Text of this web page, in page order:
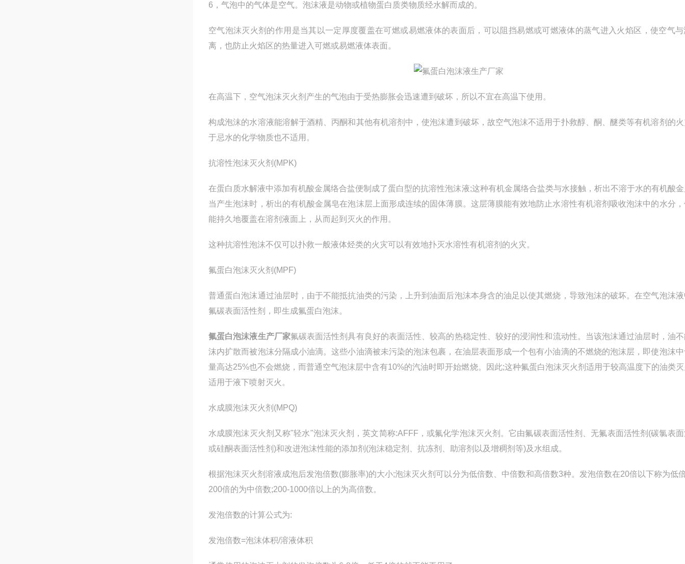
6，气泡中的气体是空气。泡沫液是动物或植物蛋白质类物质经水解而成的。
空气泡沫灭火剂的作用是当其以一定厚度覆盖在可燃或易燃液体的表面后，可以阻挡易燃或可燃液体的蒸气进入火焰区，使空气
离，也防止火焰区的热量进入可燃或易燃液体表面。
在高温下，空气泡沫灭火剂产生的气泡由于受热膨胀会迅速遭到破坏，所以不宜在高温下使用。
构成泡沫的水溶液能溶解于酒精、丙酮和其他有机溶剂中，使泡沫遭到破坏，故空气泡沫不适用于扑救醇、酮、醚类等有机溶剂的
于忌水的化学物质也不适用。
抗溶性泡沫灭火剂(MPK)
在蛋白质水解液中添加有机酸金属络合盐便制成了蛋白型的抗溶性泡沫液;这种有机金属络合盐类与水接触，析出不溶于水的有机酸
当产生泡沫时，析出的有机酸金属皂在泡沫层上面形成连续的固体薄膜。这层薄膜能有效地防止水溶性有机溶剂吸收泡沫中的水分
能持久地覆盖在溶剂液面上，从而起到灭火的作用。
这种抗溶性泡沫不仅可以扑救一般液体烃类的火灾可以有效地扑灭水溶性有机溶剂的火灾。
氟蛋白泡沫灭火剂(MPF)
普通蛋白泡沫通过油层时，由于不能抵抗油类的污染，上升到油面后泡沫本身含的油足以使其燃烧，导致泡沫的破坏。在空气泡沫
氟碳表面活性剂，即生成氟蛋白泡沫。
氟蛋白泡沫液生产厂家氟碳表面活性剂具有良好的表面活性、较高的热稳定性、较好的浸润性和流动性。当该泡沫通过油层时，油
沫内扩散而被泡沫分隔成小油滴。这些小油滴被未污染的泡沫包裹，在油层表面形成一个包有小油滴的不燃烧的泡沫层，即使泡沫
量高达25%也不会燃烧，而普通空气泡沫层中含有10%的汽油时即开始燃烧。因此;这种氟蛋白泡沫灭火剂适用于较高温度下的油类
适用于液下喷射灭火。
水成膜泡沫灭火剂(MPQ)
水成膜泡沫灭火剂又称"轻水"泡沫灭火剂，英文简称:AFFF，或氟化学泡沫灭火剂。它由氟碳表面活性剂、无氟表面活性剂(碳氯表
或硅酮表面活性剂)和改进泡沫性能的添加剂(泡沫稳定剂、抗冻剂、助溶剂以及增稠剂等)及水组成。
根据泡沫灭火剂溶液成泡后发泡倍数(膨胀率)的大小;泡沫灭火剂可以分为低倍数、中倍数和高倍数3种。发泡倍数在20倍以下称为低
200倍的为中倍数;200-1000倍以上的为高倍数。
发泡倍数的计算公式为:
发泡倍数=泡沫体积/溶液体积